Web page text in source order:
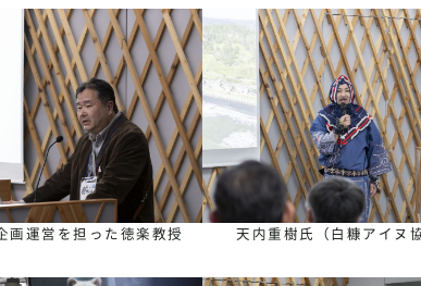
画運営を担った徳楽教授 天内重樹氏（白糠アイヌ